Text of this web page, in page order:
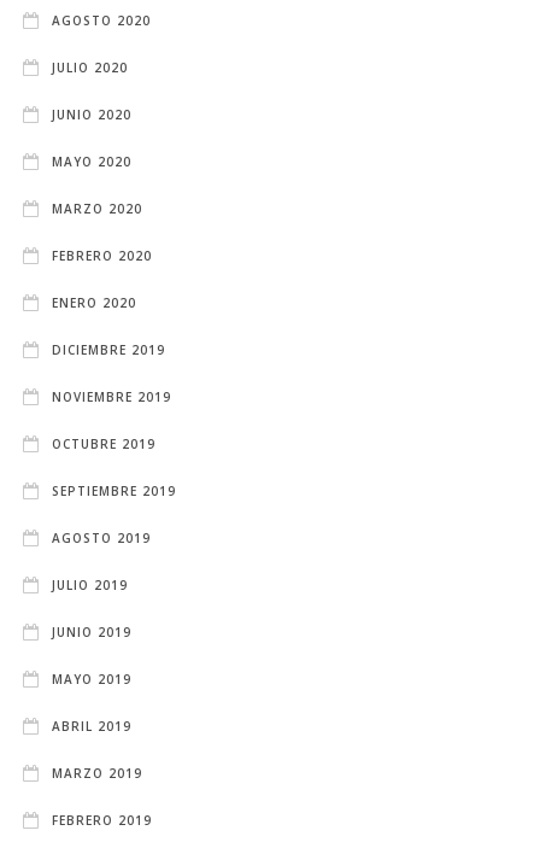
AGOSTO 2020
JULIO 2020
JUNIO 2020
MAYO 2020
MARZO 2020
FEBRERO 2020
ENERO 2020
DICIEMBRE 2019
NOVIEMBRE 2019
OCTUBRE 2019
SEPTIEMBRE 2019
AGOSTO 2019
JULIO 2019
JUNIO 2019
MAYO 2019
ABRIL 2019
MARZO 2019
FEBRERO 2019